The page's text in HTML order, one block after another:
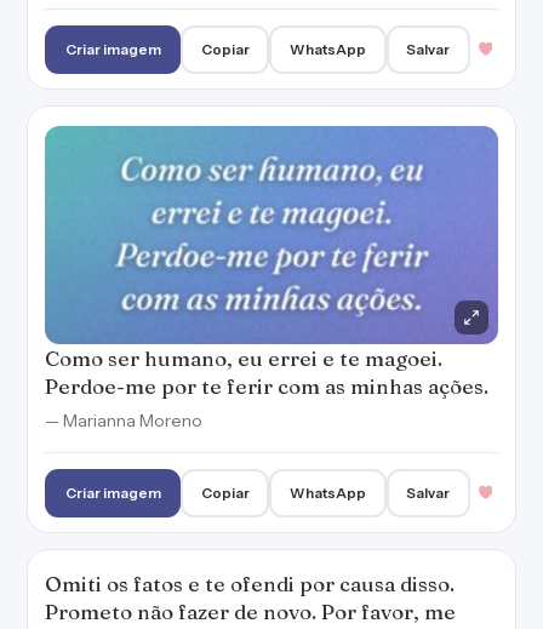
Perdoe-me por te ferir com as minhas ações.
— Marianna Moreno
Omiti os fatos e te ofendi por causa disso.
Prometo não fazer de novo. Por favor, me
desculpa?
— Marianna Moreno
Criar imagem Copiar WhatsApp Salvar
Se você me desculpar e me der mais uma
chance, eu prometo não desperdiçar sua
confiança.